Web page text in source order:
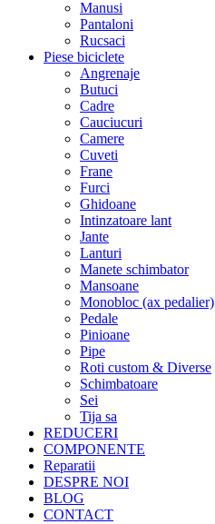
Manusi
Pantaloni
Rucsaci
Piese biciclete
Angrenaje
Butuci
Cadre
Cauciucuri
Camere
Cuveti
Frane
Furci
Ghidoane
Intinzatoare lant
Jante
Lanturi
Manete schimbator
Mansoane
Monobloc (ax pedalier)
Pedale
Pinioane
Pipe
Roti custom & Diverse
Schimbatoare
Sei
Tija sa
REDUCERI
COMPONENTE
Reparatii
DESPRE NOI
BLOG
CONTACT